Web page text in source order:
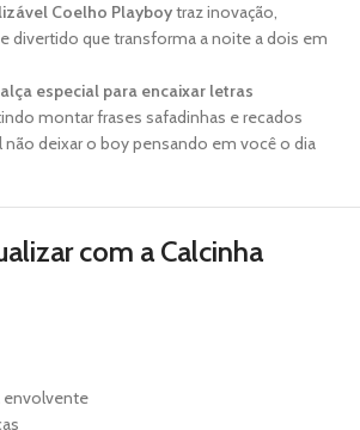
Coelho Playboytraz inovação,
divertido que transforma a noite a dois em
alça especial para encaixar letras
montar frases safadinhas e recados
deixar o boy pensando em você o dia
com a Calcinha
envolvente